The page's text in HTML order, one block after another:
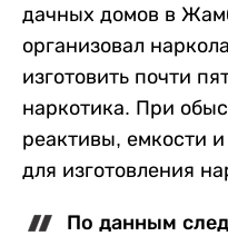
дачных домов в
организовал
изготовить почти
наркотика. При
реактивы, емкости
для изготовления
По данным